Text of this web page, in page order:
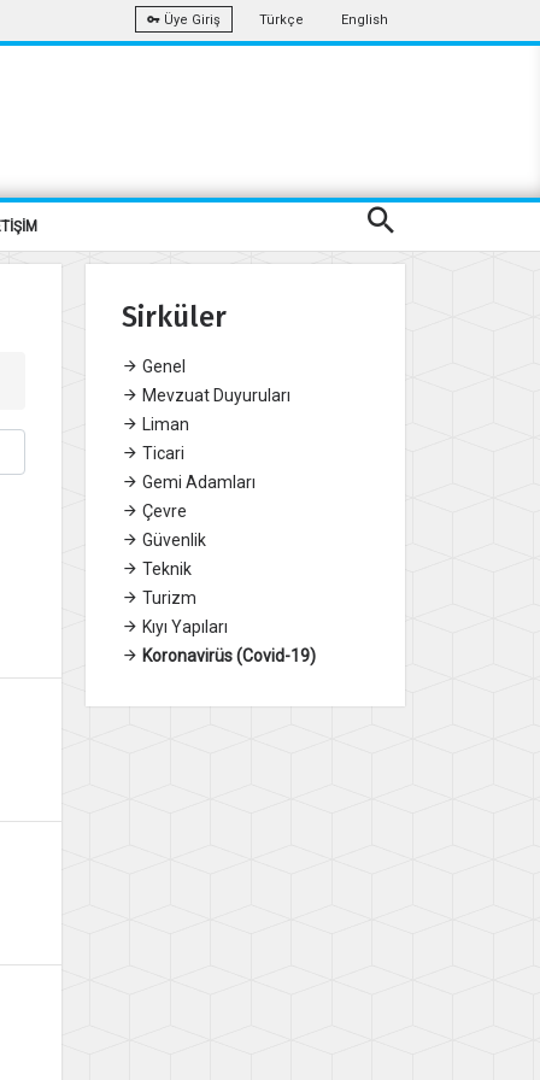
Üye Giriş Türkçe English
Sirküler
Genel
Mevzuat Duyuruları
Liman
Ticari
Gemi Adamları
Çevre
Güvenlik
Teknik
Turizm
Kıyı Yapıları
Koronavirüs (Covid-19)